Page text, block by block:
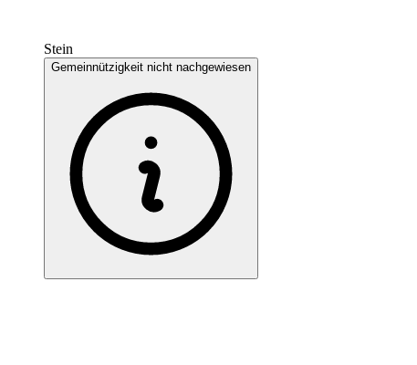
Stein
Gemeinnützigkeit nicht nachgewiesen